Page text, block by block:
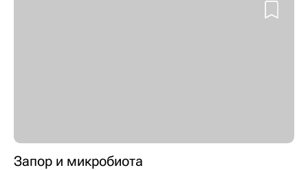
Запор и микробиота